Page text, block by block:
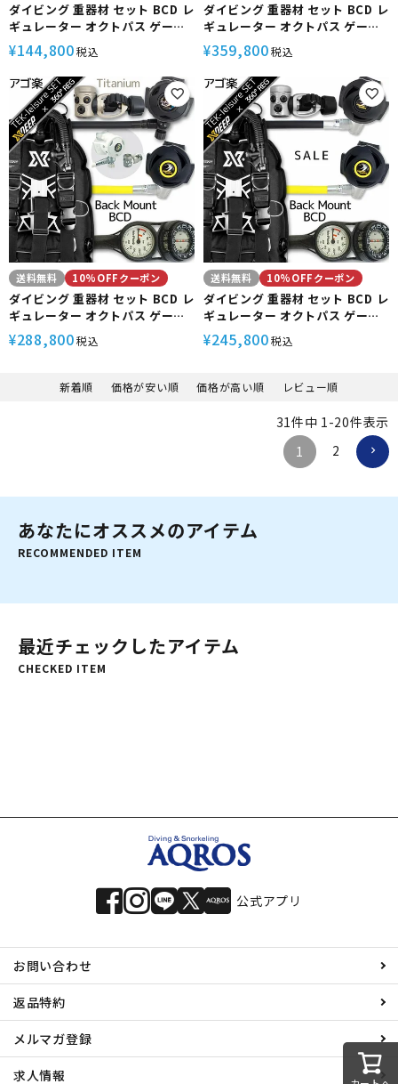
ダイビング 重器材 セット BCD レ
ギュレーター オクトパス ゲージ
重器材セット 4点 【HDc-
rs4300-SS4300-Hmfx2】
AQUALUNG Bism スキューバダ
イビング 重器材セット OH オー
バーホール クーポン プレゼント
アゴ楽 あごらく
¥144,800税込
ダイビング 重器材 セット BCD レ
ギュレーター オクトパス ゲージ
重器材セット 4点 【GhostDX-
rx4100-SS4300-Hmfx2】
XDEEP Bism スキューバダイビ
ング 重器材セット OH オーバー
ホール クーポン プレゼント アゴ
楽 あごらく
¥359,800税込
送料無料 10%OFFクーポン
ダイビング 重器材 セット BCD レ
ギュレーター オクトパス ゲージ
重器材セット 4点 【GhostDX-
rx4340-SS4300-Hmfx2】
ング 重器材セット OH オーバー
¥288,800税込
送料無料 10%OFFクーポン
ダイビング 重器材 セット BCD レ
ギュレーター オクトパス ゲージ
重器材セット 4点 【GhostDX-
rs4300-SS4300-Hmfx2】
ング 重器材セット OH オーバー
¥245,800税込
新着順 価格が安い順 価格が高い順 レビュー順
31件中 1-20件表示
1
2
あなたにオススメのアイテム
RECOMMENDED ITEM
最近チェックしたアイテム
CHECKED ITEM
公式アプリ
お問い合わせ
返品特約
メルマガ登録
求人情報